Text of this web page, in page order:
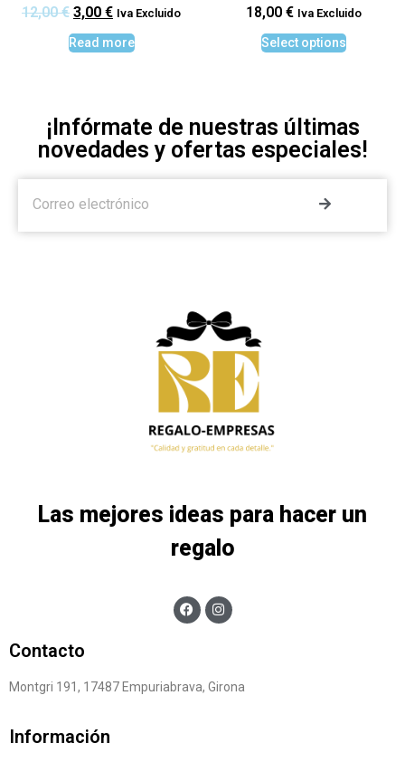
12,00€ 3,00 € Iva Excluido
Read more
18,00 € Iva Excluido
Select options
¡Infórmate de nuestras últimas
novedades y ofertas especiales!
Las mejores ideas para hacer un
regalo
Contacto
Montgri 191, 17487 Empuriabrava, Girona
Información